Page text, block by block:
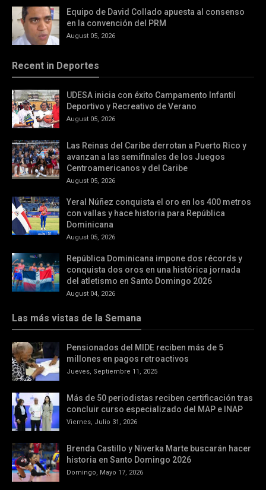
Equipo de David Collado apuesta al consenso
en la convención del PRM
August 05, 2026
Recent in Deportes
UDESA inicia con éxito Campamento Infantil
Deportivo y Recreativo de Verano
August 05, 2026
Las Reinas del Caribe derrotan a Puerto Rico y
avanzan a las semifinales de los Juegos
Centroamericanos y del Caribe
August 05, 2026
Yeral Núñez conquista el oro en los 400 metros
con vallas y hace historia para República
Dominicana
August 05, 2026
República Dominicana impone dos récords y
conquista dos oros en una histórica jornada
del atletismo en Santo Domingo 2026
August 04, 2026
Las más vistas de la Semana
Pensionados del MIDE reciben más de 5
millones en pagos retroactivos
Jueves, Septiembre 11, 2025
Más de 50 periodistas reciben certificación tras
concluir curso especializado del MAP e INAP
Viernes, Julio 31, 2026
Brenda Castillo y Niverka Marte buscarán hacer
historia en Santo Domingo 2026
Domingo, Mayo 17, 2026